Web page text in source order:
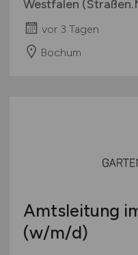
Westfalen
vor 3 Tagen
Bochum
Amtsleitung
(w/m/d)